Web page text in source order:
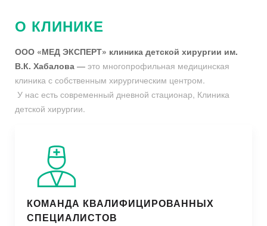
О КЛИНИКЕ
ООО «МЕД ЭКСПЕРТ» клиника детской хирургии им.
В.К. Хабалова — это многопрофильная медицинская
клиника с собственным хирургическим центром.
У нас есть современный дневной стационар, Клиника
детской хирургии.
КОМАНДА КВАЛИФИЦИРОВАННЫХ
СПЕЦИАЛИСТОВ